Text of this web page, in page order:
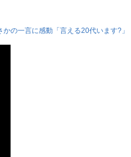
の一言に感動「言える20代います?」